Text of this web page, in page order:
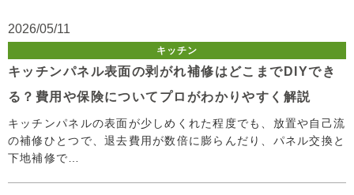
2026/05/11
キッチン
キッチンパネル表面の剥がれ補修はどこまでDIYでき
る？費用や保険についてプロがわかりやすく解説
キッチンパネルの表面が少しめくれた程度でも、放置や自己流
の補修ひとつで、退去費用が数倍に膨らんだり、パネル交換と
下地補修で…